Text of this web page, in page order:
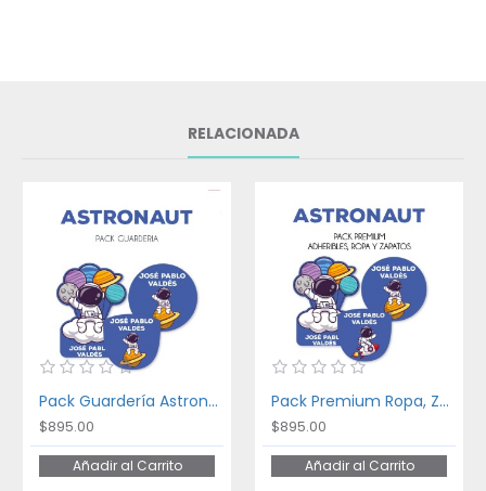
RELACIONADA
Pack Guardería Astronaut
$895.00
Añadir al Carrito
Pack Premium Ropa, Zapatos y Escuela Astronaut
$895.00
Añadir al Carrito